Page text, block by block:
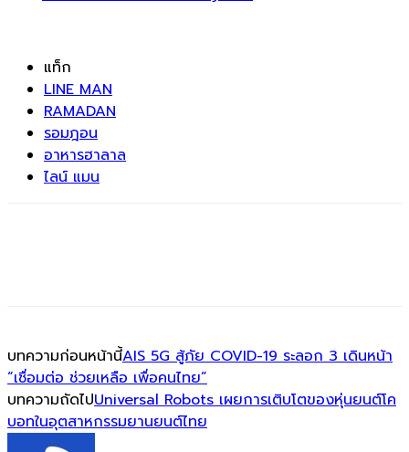
แท็ก
LINE MAN
RAMADAN
รอมฎอน
อาหารฮาลาล
ไลน์ แมน
บทความก่อนหน้านี้AIS 5G สู้ภัย COVID-19 ระลอก 3 เดินหน้า
“เชื่อมต่อ ช่วยเหลือ เพื่อคนไทย”
บทความถัดไปUniversal Robots เผยการเติบโตของหุ่นยนต์โค
บอทในอุตสาหกรรมยานยนต์ไทย